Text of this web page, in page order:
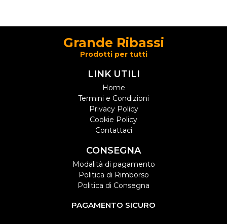
Grande Ribassi
Prodotti per tutti
LINK UTILI
Home
Termini e Condizioni
Privacy Policy
Cookie Policy
Contattaci
CONSEGNA
Modalità di pagamento
Politica di Rimborso
Politica di Consegna
PAGAMENTO SICURO